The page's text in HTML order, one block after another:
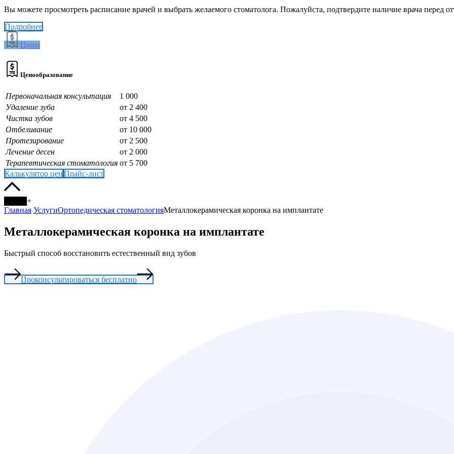
Вы можете просмотреть расписание врачей и выбрать желаемого стоматолога. Пожалуйста, подтвердите наличие врача перед
Подробнее
Цены
Ценообразование
Первоначальная консультация
1 000
Удаление зуба
от 2 400
Чистка зубов
от 4 500
Отбеливание
от 10 000
Протезирование
от 2 500
Лечение десен
от 2 000
Терапевтическая стоматология от 5 700
Калькулятор цен Прайс-лист
+
Главная УслугиОртопедическая стоматологияМеталлокерамическая коронка на имплантате
Металлокерамическая коронка на имплантате
Быстрый способ восстановить естественный вид зубов
Проконсультироваться бесплатно